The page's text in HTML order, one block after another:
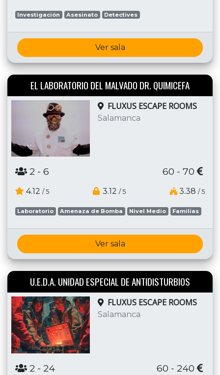
Investigación Asesinato Detectives
Ver sala
EL LABORATORIO DEL MALVADO DR. QUIMICEFA
FLUXUS ESCAPE ROOMS
Salamanca
2 - 6 60 - 70
4.12 / 5 3.12 / 5 3.38 / 5
Laboratorio Amenaza de Bomba Nivel Medio Familias
Ver sala
U.E.D.A. UNIDAD ESPECIAL DE ANTIDISTURBIOS
FLUXUS ESCAPE ROOMS
Salamanca
2 - 24 60 - 240